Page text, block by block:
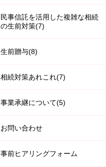
民事信託を活用した複雑な相続
の生前対策(7)
生前贈与(8)
相続対策あれこれ(7)
事業承継について(5)
お問い合わせ
事前ヒアリングフォーム